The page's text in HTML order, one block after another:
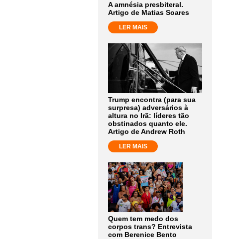
A amnésia presbiteral.
Artigo de Matias Soares
LER MAIS
Trump encontra (para sua
surpresa) adversários à
altura no Irã: líderes tão
obstinados quanto ele.
Artigo de Andrew Roth
LER MAIS
Quem tem medo dos
corpos trans? Entrevista
com Berenice Bento